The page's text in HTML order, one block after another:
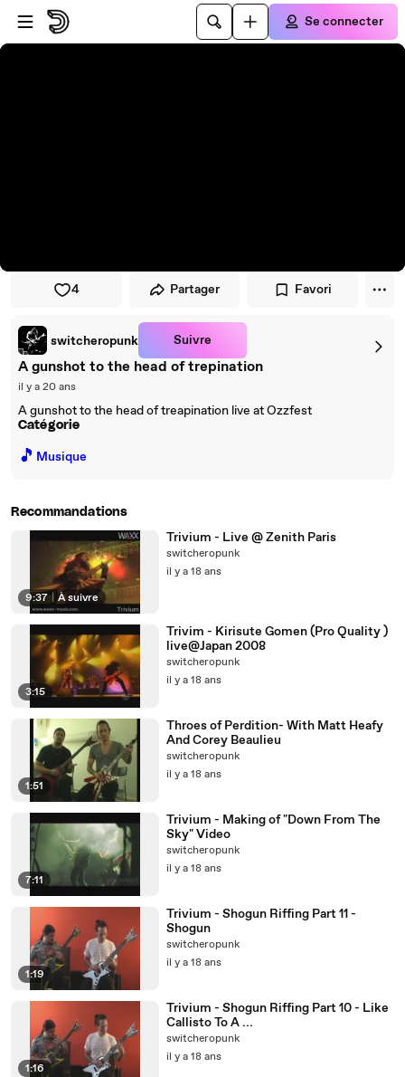
Passer au player
Passer au contenu principal
Se connecter
4 Partager Favori
switcheropunk Suivre
A gunshot to the head of trepination
il y a 20 ans
A gunshot to the head of treapination live at Ozzfest
Catégorie
🎵 Musique
Recommandations
9:37 À suivre
Trivium - Live @ Zenith Paris
switcheropunk
il y a 18 ans
3:15
Trivim - Kirisute Gomen (Pro Quality )
live@Japan 2008
switcheropunk
il y a 18 ans
1:51
Throes of Perdition- With Matt Heafy
And Corey Beaulieu
switcheropunk
il y a 18 ans
7:11
Trivium - Making of "Down From The
Sky" Video
switcheropunk
il y a 18 ans
1:19
Trivium - Shogun Riffing Part 11 -
Shogun
switcheropunk
il y a 18 ans
1:16
Trivium - Shogun Riffing Part 10 - Like
Callisto To A ...
switcheropunk
il y a 18 ans